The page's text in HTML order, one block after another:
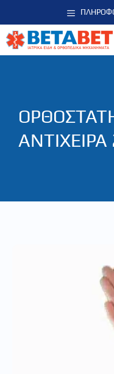
σε
περιεχόμενο
ΑΝΤΙΧΕΙΡΑ